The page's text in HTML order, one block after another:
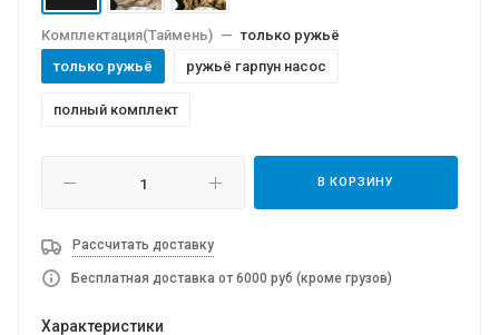
Комплектация(Таймень) — только ружьё
только ружьё
ружьё гарпун насос
полный комплект
В КОРЗИНУ
Рассчитать доставку
Бесплатная доставка от 6000 руб (кроме грузов)
Характеристики